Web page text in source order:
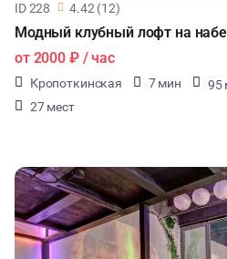
ID 228 4.42 (12)
Модный клубный лофт на
от 2000 ₽/ час
Кропоткинская 7 мин 95
27 мест